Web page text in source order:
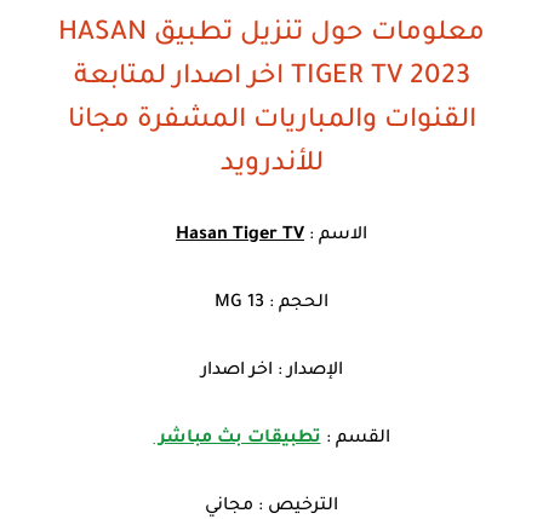
معلومات حول تنزيل تطبيق HASAN
TIGER TV 2023 اخر اصدار لمتابعة
القنوات والمباريات المشفرة مجانا
للأندرويد
الاسم : Hasan Tiger TV
الحجم : 13 MG
الإصدار : اخر اصدار
القسم :تطبيقات بث مباشر
الترخيص : مجاني